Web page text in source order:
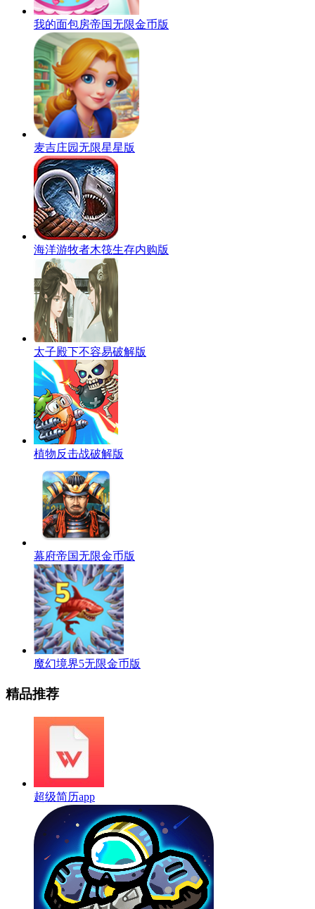
我的面包房帝国无限金币版
麦吉庄园无限星星版
海洋游牧者木筏生存内购版
太子殿下不容易破解版
植物反击战破解版
幕府帝国无限金币版
魔幻境界5无限金币版
精品推荐
超级简历app